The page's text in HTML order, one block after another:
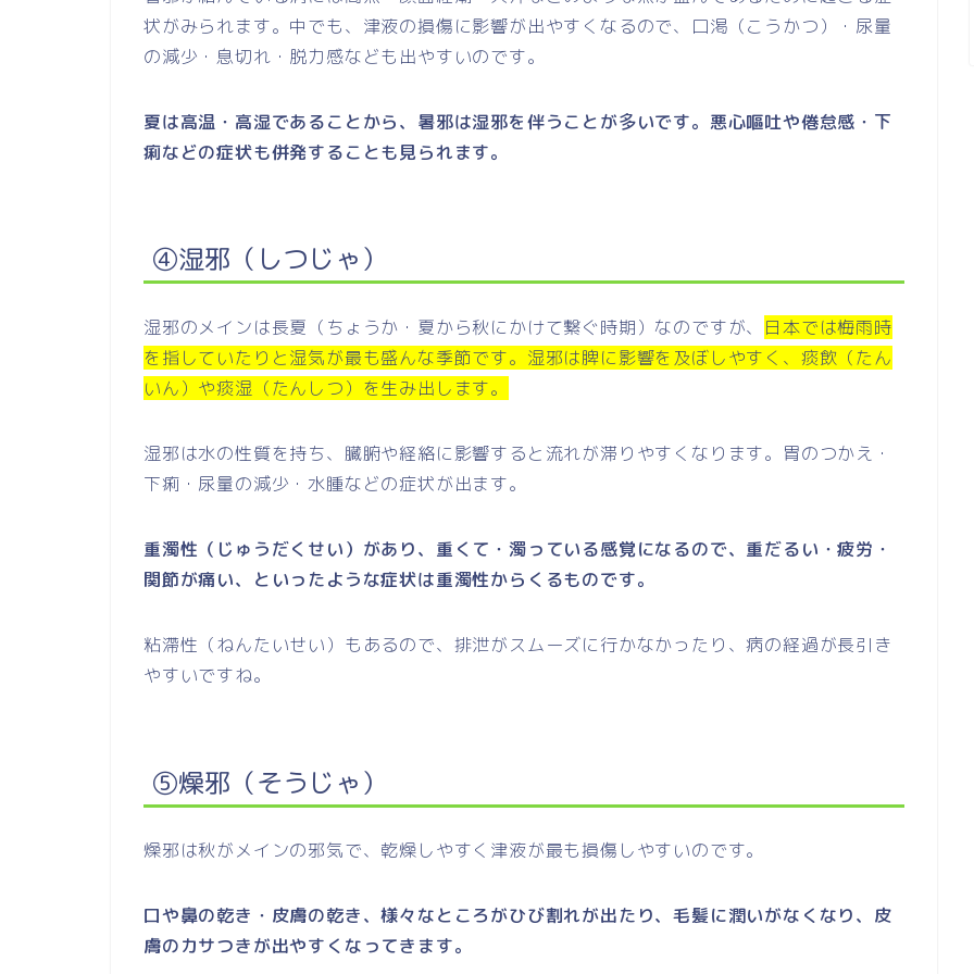
状がみられます。中でも、津液の損傷に影響が出やすくなるので、口渇（こうかつ）・尿量
の減少・息切れ・脱力感なども出やすいのです。
夏は高温・高湿であることから、暑邪は湿邪を伴うことが多いです。悪心嘔吐や倦怠感・下
痢などの症状も併発することも見られます。
④湿邪（しつじゃ）
湿邪のメインは長夏（ちょうか・夏から秋にかけて繋ぐ時期）なのですが、 日本では梅雨時
を指していたりと湿気が最も盛んな季節です。湿邪は脾に影響を及ぼしやすく、痰飲（たん
いん）や痰湿（たんしつ）を生み出します。
湿邪は水の性質を持ち、臓腑や経絡に影響すると流れが滞りやすくなります。胃のつかえ・
下痢・尿量の減少・水腫などの症状が出ます。
重濁性（じゅうだくせい）があり、重くて・濁っている感覚になるので、重だるい・疲労・
関節が痛い、といったような症状は重濁性からくるものです。
粘滯性（ねんたいせい）もあるので、排泄がスムーズに行かなかったり、病の経過が長引き
やすいですね。
⑤燥邪（そうじゃ）
燥邪は秋がメインの邪気で、乾燥しやすく津液が最も損傷しやすいのです。
口や鼻の乾き・皮膚の乾き、様々なところがひび割れが出たり、毛髪に潤いがなくなり、皮
膚のカサつきが出やすくなってきます。